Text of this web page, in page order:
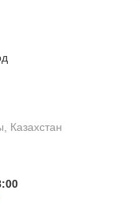
Казахстан